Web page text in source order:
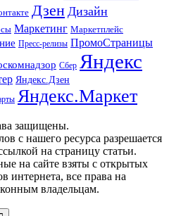
Дзен Дизайн
Маркетинг Маркетплейс
Пресс-релизы ПромоСтраницы
Сбер Яндекс
Яндекс.Дзен
Яндекс.Маркет
защищены.
с нашего ресурса разрешается
на страницу статьи.
на сайте взяты с открытых
интернета, все права на
владельцам.